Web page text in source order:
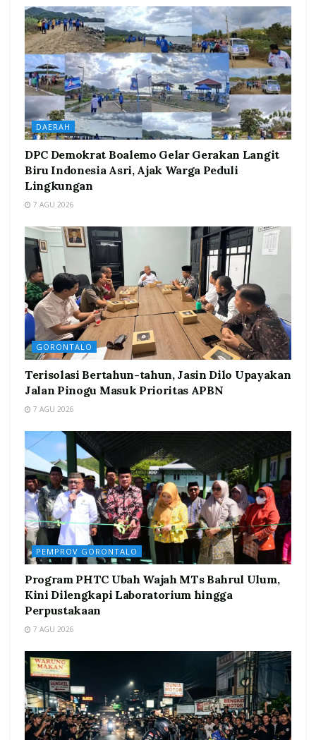
DAERAH
DPC Demokrat Boalemo Gelar Gerakan Langit
Biru Indonesia Asri, Ajak Warga Peduli
Lingkungan
7 AGU 2026
GORONTALO
Terisolasi Bertahun-tahun, Jasin Dilo Upayakan
Jalan Pinogu Masuk Prioritas APBN
7 AGU 2026
PEMPROV GORONTALO
Program PHTC Ubah Wajah MTs Bahrul Ulum,
Kini Dilengkapi Laboratorium hingga
Perpustakaan
7 AGU 2026